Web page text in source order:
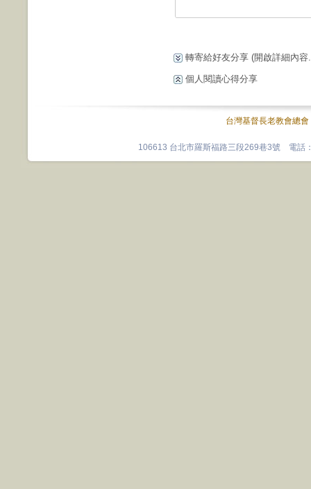
轉寄給好友分享 (開啟詳細內容
個人閱讀心得分享
台灣基督長老教會總會
106613 台北市羅斯福路三段269巷3號 電